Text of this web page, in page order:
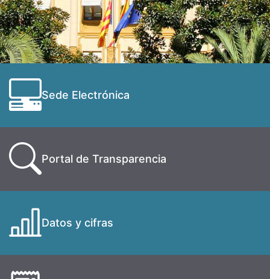
Sede Electrónica
Portal de Transparencia
Datos y cifras